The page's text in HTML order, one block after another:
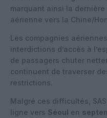
marquant ainsi la
aérienne vers la Chine/
Les compagnies
interdictions d’accès à
de passagers chuter
continuent de traverser
restrictions.
Malgré ces difficultés,
ligne vers Séoul en